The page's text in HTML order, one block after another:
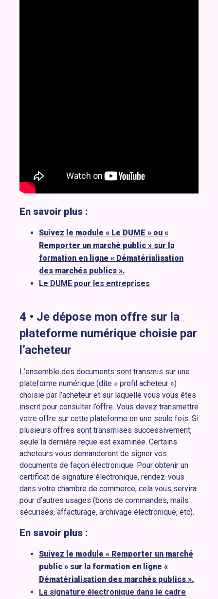
En savoir plus :
Suivez le module « Le DUME » ou «
Remporter un marché public » sur la
formation en ligne « Dématérialisation
des marchés publics ».
Le DUME pour les entreprises
4 • Je dépose mon offre sur la
plateforme numérique choisie par
l’acheteur
L’ensemble des documents sont transmis sur une
plateforme numérique (dite « profil acheteur »)
choisie par l’acheteur et sur laquelle vous vous êtes
inscrit pour consulter l’offre. Vous devez transmettre
votre offre sur cette plateforme en une seule fois. Si
plusieurs offres sont transmises successivement,
seule la dernière reçue est examinée. Certains
acheteurs vous demanderont de signer vos
documents de façon électronique. Pour obtenir un
certificat de signature électronique, rendez-vous
dans votre chambre de commerce, cela vous servira
pour d’autres usages (bons de commandes, mails
sécurisés, affacturage, archivage électronique, etc).
En savoir plus :
Suivez le module « Remporter un marché
public » sur la formation en ligne «
Dématérialisation des marchés publics ».
La signature électronique dans le cadre